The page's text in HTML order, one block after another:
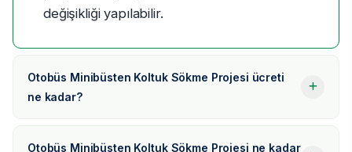
değişikliği yapılabilir.
Otobüs Minibüsten Koltuk Sökme Projesi ücreti
ne kadar?
Otobüs Minibüsten Koltuk Sökme Projesi ne kadar